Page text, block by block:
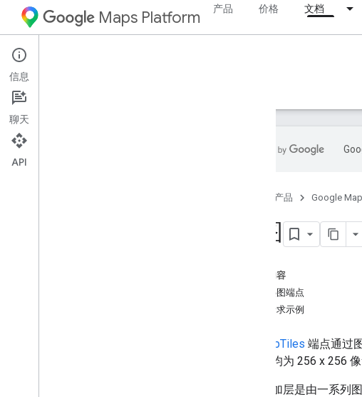
Maps Platform 产品 价格 文档
Environment
指南
产品 Google
热图
本页内容
关于热图端点
热图请求示例
heatmapTiles 端点通过
片图块均为 256 x 256 像
图块叠加层是由一系列
信息
聊天
API